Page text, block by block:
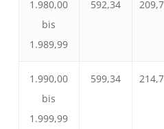
1.980,00
bis
1.989,99
592,34
1.990,00
bis
1.999,99
599,34